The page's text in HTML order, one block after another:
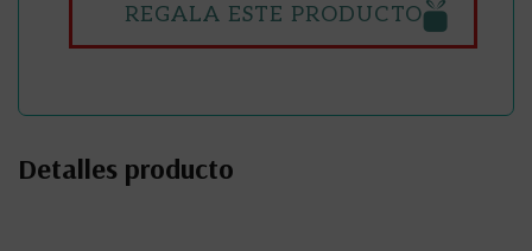
REGALA ESTE PRODUCTO
Detalles producto